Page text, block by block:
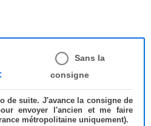
Sans la
consigne
de suite. J'avance la consigne de
envoyer l'ancien et me faire
métropolitaine uniquement).